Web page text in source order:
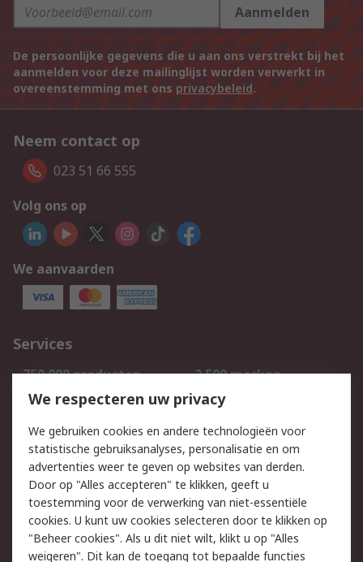
Aanmelden
De persoonlijke gegevens die u aan ons verstrekt bij het
aanmelden voor deze mailinglijst worden verwerkt in
overeenstemming met ons privacybeleid.
Neem contact op
023 51 66 555
Volg ons op
We aanvaarden
Services
750.000 producten
2.500 merken
Bestellen
Inkoopoplossingen
Track & Trace
Wettelijk
Cookiebeleid
Email veiligheid
Privacybeleid
Websitevoorwaarden
We respecteren uw privacy
We gebruiken cookies en andere technologieën voor
statistische gebruiksanalyses, personalisatie en om
advertenties weer te geven op websites van derden.
Door op "Alles accepteren" te klikken, geeft u
toestemming voor de verwerking van niet-essentiële
cookies. U kunt uw cookies selecteren door te klikken op
"Beheer cookies". Als u dit niet wilt, klikt u op "Alles
weigeren". Dit kan de toegang tot bepaalde functies